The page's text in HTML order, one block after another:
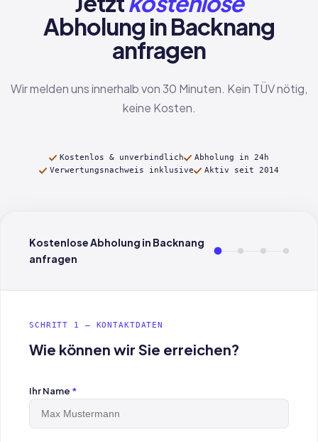
Abholung in Backnang
anfragen
Wir melden uns innerhalb von 30 Minuten. Kein TÜV nötig,
keine Kosten.
Kostenlos & unverbindlich
Abholung in 24h
Verwertungsnachweis inklusive
Aktiv seit 2014
Kostenlose Abholung in Backnang
anfragen
SCHRITT 1 — KONTAKTDATEN
Wie können wir Sie erreichen?
Ihr Name *